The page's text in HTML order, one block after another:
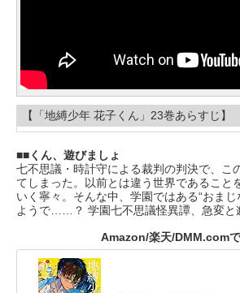
【「地縛少年 花子くん」23巻あらすじ】
■くん、遊びましょ
七不思議・時計守による裁判の判決で、こ
てしまった。以前とは違う世界であること
いく寧々。そんな中、学園ではある“おまじ
ようで……？ 学園七不思議怪異譚、急変と
Amazon/楽天/DMM.com